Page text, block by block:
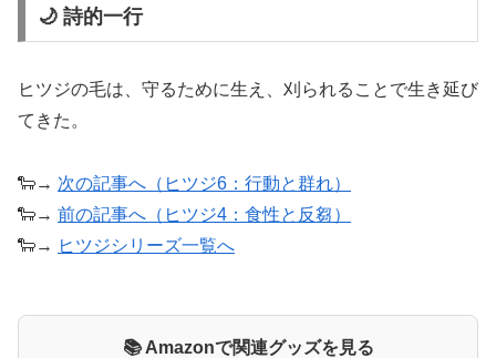
🌙 詩的一行
ヒツジの毛は、守るために生え、刈られることで生き延び
てきた。
🐑→ 次の記事へ（ヒツジ6：行動と群れ）
🐑→ 前の記事へ（ヒツジ4：食性と反芻）
🐑→ ヒツジシリーズ一覧へ
📚 Amazonで関連グッズを見る